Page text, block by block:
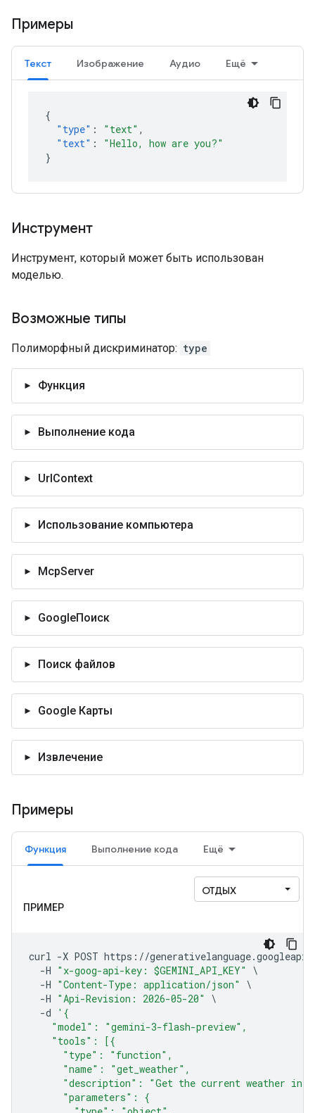
Примеры
Текст Изображение Аудио Ещё
{
"type" : "text" ,
"text" :
"Hello, how are you?"
}
Инструмент
Инструмент, который может быть использован
моделью.
Возможные типы
Полиморфный дискриминатор: type
Функция
Выполнение кода
UrlContext
Использование компьютера
McpServer
GoogleПоиск
Поиск файлов
Google Карты
Извлечение
Примеры
Функция Выполнение кода Ещё